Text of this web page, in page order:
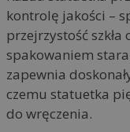
kontrolę jakości –
przejrzystość
spakowaniem
zapewnia
czemu statuetka
do wręczenia.